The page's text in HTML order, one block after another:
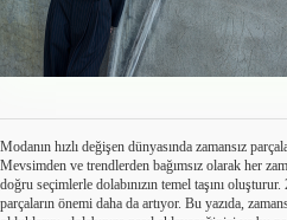
Modanın hızlı değişen dünyasında zamansız
Mevsimden ve trendlerden bağımsız olarak her
doğru seçimlerle dolabınızın temel taşını oluşturur.
parçaların önemi daha da artıyor. Bu yazıda,